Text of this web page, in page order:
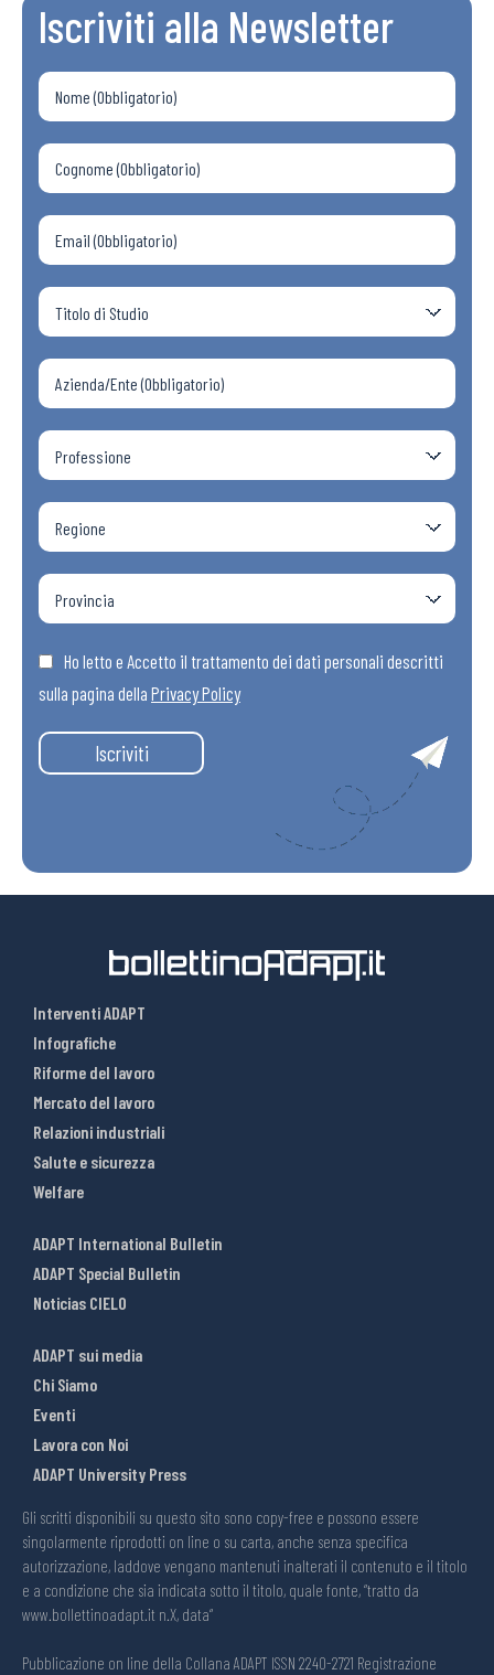
Iscriviti alla Newsletter
Ho letto e Accetto il trattamento dei dati personali descritti
sulla pagina della Privacy Policy
Iscriviti
Interventi ADAPT
Infografiche
Riforme del lavoro
Mercato del lavoro
Relazioni industriali
Salute e sicurezza
Welfare
ADAPT International Bulletin
ADAPT Special Bulletin
Noticias CIELO
ADAPT sui media
Chi Siamo
Eventi
Lavora con Noi
ADAPT University Press
Gli scritti disponibili su questo sito sono copy-free e possono essere
singolarmente riprodotti on line o su carta, anche senza specifica
autorizzazione, laddove vengano mantenuti inalterati il contenuto e il titolo
e a condizione che sia indicata sotto il titolo, quale fonte, “tratto da
www.bollettinoadapt.it n.X, data“
Pubblicazione on line della Collana ADAPT ISSN 2240-2721 Registrazione